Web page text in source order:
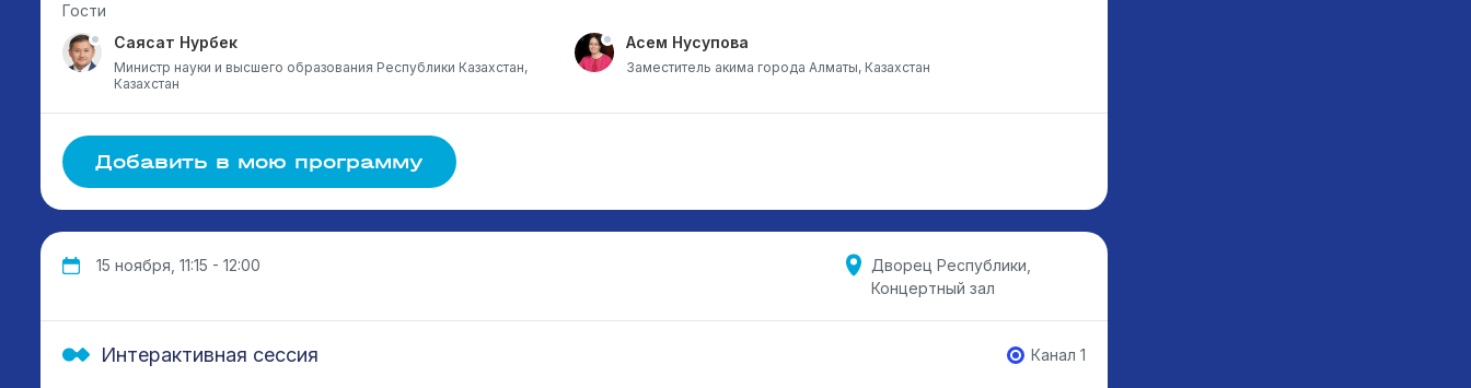
Гости
Саясат Нурбек
Министр науки и высшего образования Республики Казахстан,
Казахстан
Асем Нусупова
Заместитель акима города Алматы, Казахстан
Добавить в мою программу
15 ноября, 11:15 - 12:00
Дворец Республики,
Концертный зал
Интерактивная сессия Канал 1